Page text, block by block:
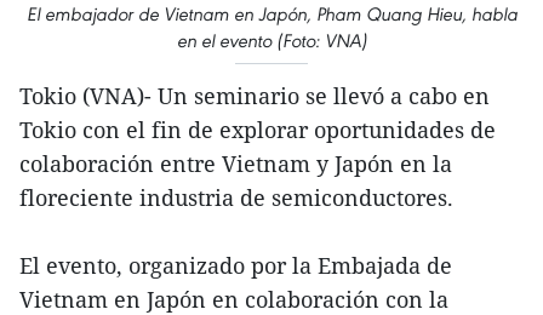
El embajador de Vietnam en Japón, Pham Quang Hieu, habla
en el evento (Foto: VNA)
Tokio (VNA)- Un seminario se llevó a cabo en
Tokio con el fin de explorar oportunidades de
colaboración entre Vietnam y Japón en la
floreciente industria de semiconductores.
El evento, organizado por la Embajada de
Vietnam en Japón en colaboración con la